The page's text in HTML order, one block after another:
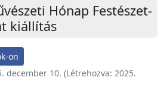
Hónap Festészet-
kiállítás
on
december 10. (Létrehozva: 2025.